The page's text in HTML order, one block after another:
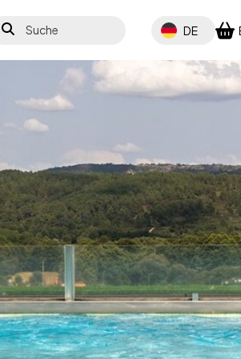
Suche Select your
DE